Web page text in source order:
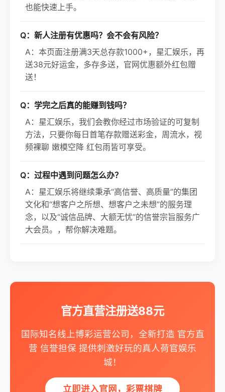
也能快速上手。
Q：新人注册有优惠吗？会不会有风险？
A：本页面注册满3天总存款1000+，星汇娱乐，再
送38元好运金，多存多送，官网优惠额外红包赠
送！
Q：学完之后真的能赚到钱吗？
A：星汇娱乐，我们会教你经过市场验证的可复制
方法，只要你每日首笔存款赠送彩金，周流水，视
频裸聊 嫩模空降 红包雨皆可享受。
Q：过程中遇到问题怎么办？
A：星汇娱乐将继续秉承“高信誉、高质量”的集团
文化和“想客户之所想、想客户之未想”的服务理
念，以及“诚信品牌、大额无忧”的信誉宗旨服务广
大会员。，帮你解决难题。
官方直营注册送88元
国际知名线上博彩运营公司，全新打造 官方直
营 信誉担保 提供刺激好玩的真人荷官娱乐
城！
立即进入官网，彩票棋牌